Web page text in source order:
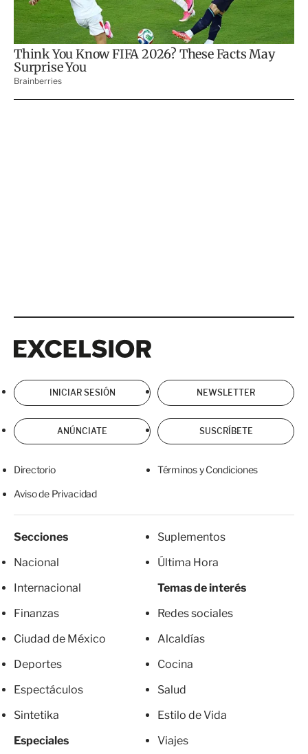
INICIAR SESIÓN NEWSLETTER
ANÚNCIATE SUSCRÍBETE
Directorio Términos y Condiciones
Aviso de Privacidad
Secciones
Nacional
Internacional
Finanzas
Ciudad de México
Deportes
Espectáculos
Sintetika
Especiales
Suplementos
Última Hora
Temas de interés
Redes sociales
Alcaldías
Cocina
Salud
Estilo de Vida
Viajes